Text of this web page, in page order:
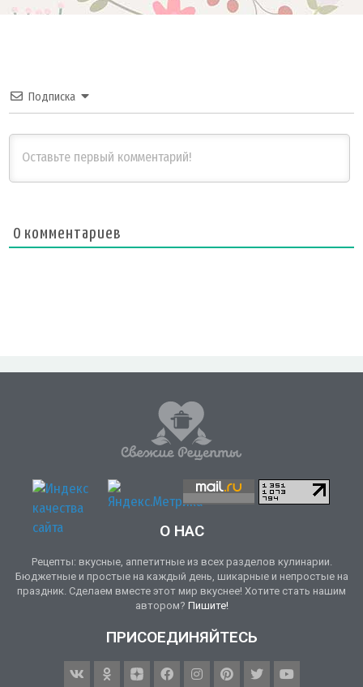
Подписка
0 комментариев
О НАС
Рецепты: вкусные, аппетитные из всех разделов кулинарии.
Бюджетные и простые на каждый день, шикарные и непростые на
праздник. Сделаем вместе этот мир вкуснее! Хотите стать нашим
автором? Пишите!
ПРИСОЕДИНЯЙТЕСЬ